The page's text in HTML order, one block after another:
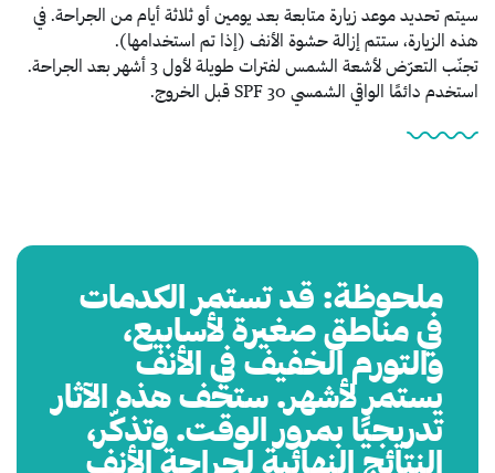
سيتم تحديد موعد زيارة متابعة بعد يومين أو ثلاثة أيام من الجراحة. في
هذه الزيارة، ستتم إزالة حشوة الأنف (إذا تم استخدامها).
تجنّب التعرّض لأشعة الشمس لفترات طويلة لأول 3 أشهر بعد الجراحة.
استخدم دائمًا الواقي الشمسي SPF 30 قبل الخروج.
ملحوظة: قد تستمر الكدمات
في مناطق صغيرة لأسابيع،
والتورم الخفيف في الأنف
يستمر لأشهر. ستخّف هذه الآثار
تدريجيًا بمرور الوقت. وتذكّر،
النتائج النهائية لجراحة الأنف